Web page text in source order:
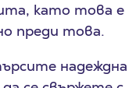
като това е
преди това.
надеждна